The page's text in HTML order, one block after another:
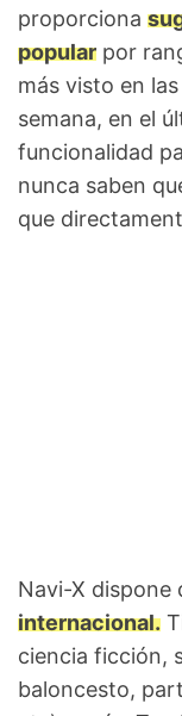
proporciona
popular por
más visto en
semana, en el
funcionalidad
nunca saben
que
Navi-X dispone
internacional.
ciencia ficción,
baloncesto,